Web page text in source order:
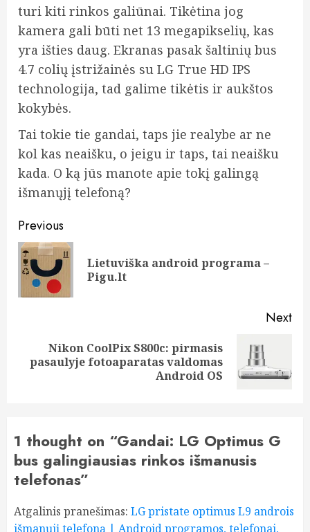
turi kiti rinkos galiūnai. Tikėtina jog
kamera gali būti net 13 megapikselių, kas
yra išties daug. Ekranas pasak šaltinių bus
4.7 colių įstrižainės su LG True HD IPS
technologija, tad galime tikėtis ir aukštos
kokybės.
Tai tokie tie gandai, taps jie realybe ar ne
kol kas neaišku, o jeigu ir taps, tai neaišku
kada. O ką jūs manote apie tokį galingą
išmanųjį telefoną?
Post
navigation
Previous
Lietuviška android programa –
Pigu.lt
Next
Next
Nikon CoolPix S800c: pirmasis
pasaulyje fotoaparatas valdomas
Android OS
1 thought on “Gandai: LG Optimus G
bus galingiausias rinkos išmanusis
telefonas”
Atgalinis pranešimas: LG pristate optimus L9 androis
išmanųjį telefoną | Android programos, telefonai,